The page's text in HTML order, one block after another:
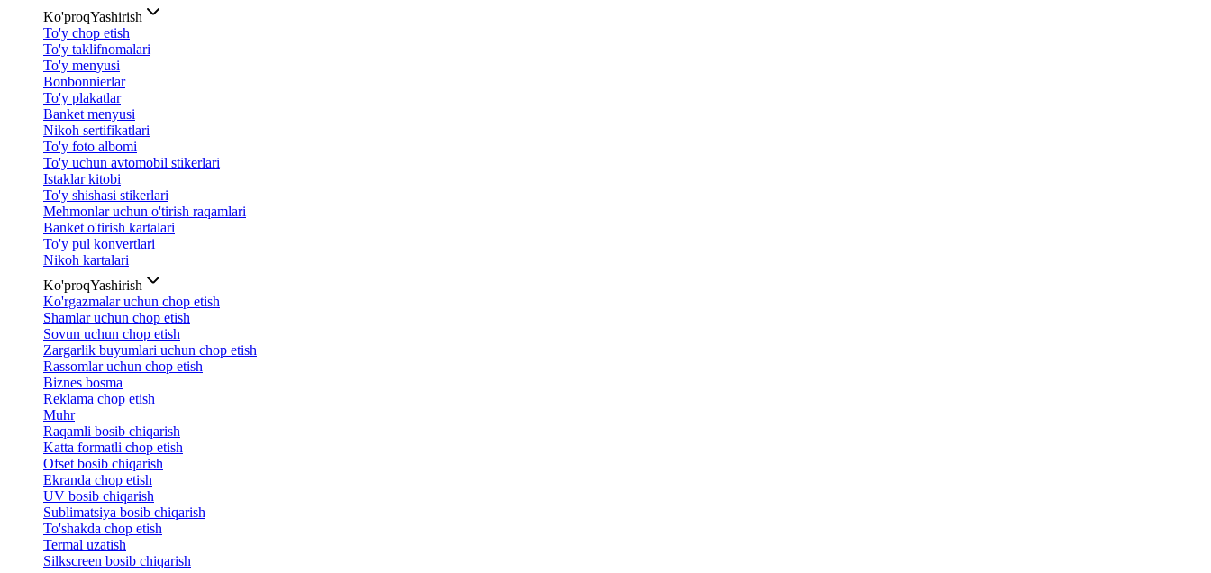
Ko'proqYashirish
To'y chop etish
To'y taklifnomalari
To'y menyusi
Bonbonnierlar
To'y plakatlar
Banket menyusi
Nikoh sertifikatlari
To'y foto albomi
To'y uchun avtomobil stikerlari
Istaklar kitobi
To'y shishasi stikerlari
Mehmonlar uchun o'tirish raqamlari
Banket o'tirish kartalari
To'y pul konvertlari
Nikoh kartalari
Ko'proqYashirish
Ko'rgazmalar uchun chop etish
Shamlar uchun chop etish
Sovun uchun chop etish
Zargarlik buyumlari uchun chop etish
Rassomlar uchun chop etish
Biznes bosma
Reklama chop etish
Muhr
Raqamli bosib chiqarish
Katta formatli chop etish
Ofset bosib chiqarish
Ekranda chop etish
UV bosib chiqarish
Sublimatsiya bosib chiqarish
To'shakda chop etish
Termal uzatish
Silkscreen bosib chiqarish